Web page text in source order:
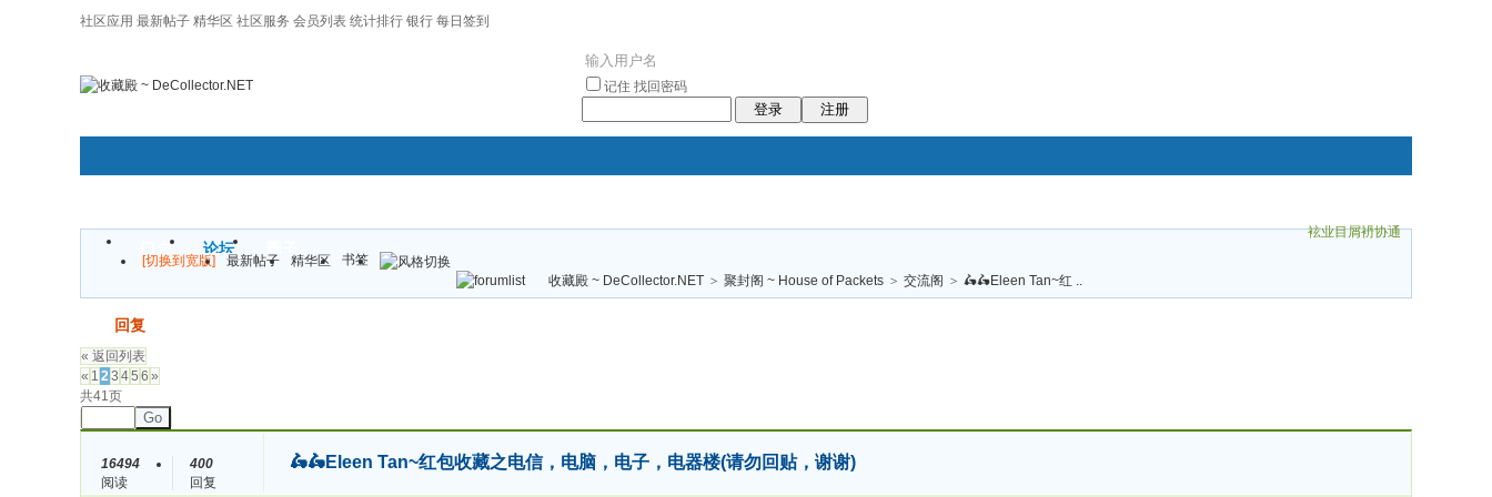
社区应用 最新帖子 精华区 社区服务 会员列表 统计排行 银行 每日签到
记住 找回密码
登录 注册
袨业目屑袇协通
门户 论坛
褔
袠袠袥眩褦
[切换到宽版] 最新帖子 精华区
书签
收藏殿 ~ DeCollector.NET > 聚封阁 ~ House of Packets > 交流阁 > 🛵🛵Eleen Tan~红 ..
回复
« 返回列表
« 1 23 45 6 »
共41页
Go
16494
阅读
400
回复
🛵🛵Eleen Tan~红包收藏之电信，电脑，电子，电器楼(请勿回贴，谢谢)